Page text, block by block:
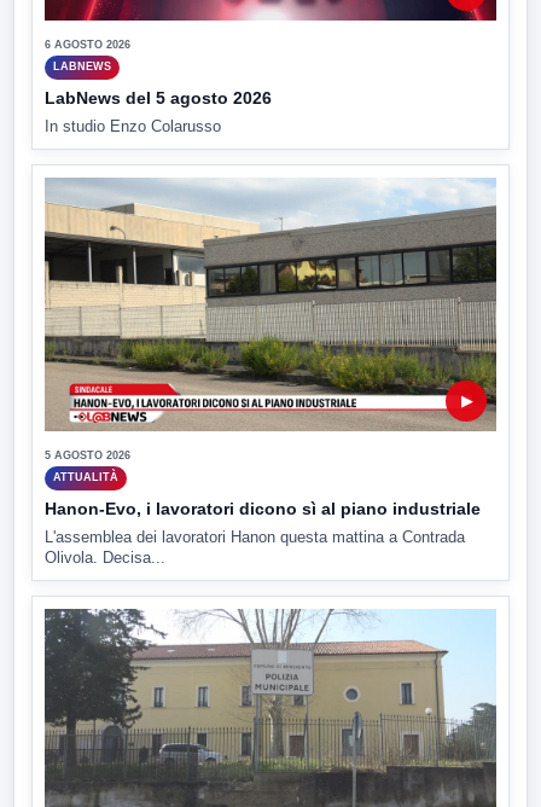
6 AGOSTO 2026
LABNEWS
LabNews del 5 agosto 2026
In studio Enzo Colarusso
▶
5 AGOSTO 2026
ATTUALITÀ
Hanon-Evo, i lavoratori dicono sì al piano industriale
L'assemblea dei lavoratori Hanon questa mattina a Contrada
Olivola. Decisa...